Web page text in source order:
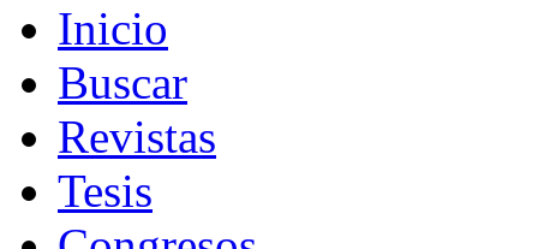
Inicio
Buscar
Revistas
Tesis